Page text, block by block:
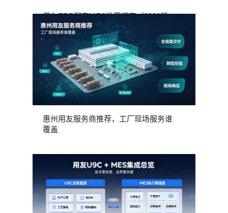
用友ERP配套MES推荐哪家（2026版
惠州用友服务商推荐，工厂现场服务谁
覆盖